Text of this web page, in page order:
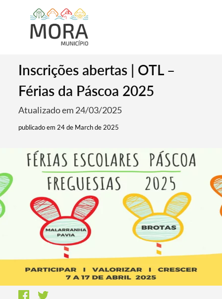
Inscrições abertas | OTL –
Férias da Páscoa 2025
Atualizado em 24/03/2025
publicado em 24 de March de 2025